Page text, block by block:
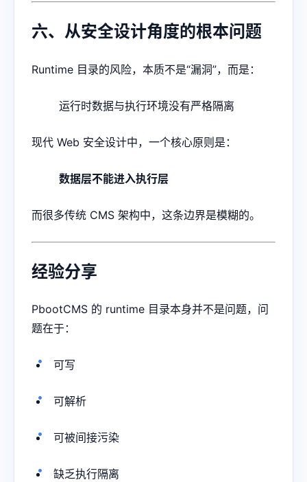
六、从安全设计角度的根本问题
Runtime 目录的风险，本质不是“漏洞”，而是：
运行时数据与执行环境没有严格隔离
现代 Web 安全设计中，一个核心原则是：
数据层不能进入执行层
而很多传统 CMS 架构中，这条边界是模糊的。
经验分享
PbootCMS 的 runtime 目录本身并不是问题，问
题在于：
可写
可解析
可被间接污染
缺乏执行隔离